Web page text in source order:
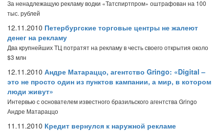
За ненадлежащую рекламу водки «Татспиртпром» оштрафован на 100
тыс. рублей
12.11.2010 Петербургские торговые центры не жалеют
денег на рекламу
Два крупнейших ТЦ потратят на рекламу в честь своего открытия около
$3 млн
12.11.2010 Андре Матараццо, агентство Gringo: «Digital –
это не просто один из пунктов кампании, а мир, в котором
люди живут»
Интервью с основателем известного бразильского агентства Gringo
Андре Матараццо
11.11.2010 Кредит вернулся к наружной рекламе